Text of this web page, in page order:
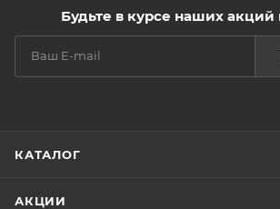
Будьте в курсе наших акций
КАТАЛОГ
АКЦИИ